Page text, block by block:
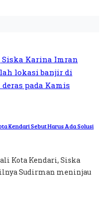
Kendari Sebut Harus Ada Solusi
Kota Kendari, Siska
Sudirman meninjau